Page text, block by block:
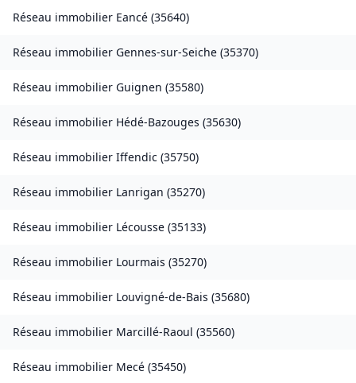
Réseau immobilier Eancé (35640)
Réseau immobilier Gennes-sur-Seiche (35370)
Réseau immobilier Guignen (35580)
Réseau immobilier Hédé-Bazouges (35630)
Réseau immobilier Iffendic (35750)
Réseau immobilier Lanrigan (35270)
Réseau immobilier Lécousse (35133)
Réseau immobilier Lourmais (35270)
Réseau immobilier Louvigné-de-Bais (35680)
Réseau immobilier Marcillé-Raoul (35560)
Réseau immobilier Mecé (35450)